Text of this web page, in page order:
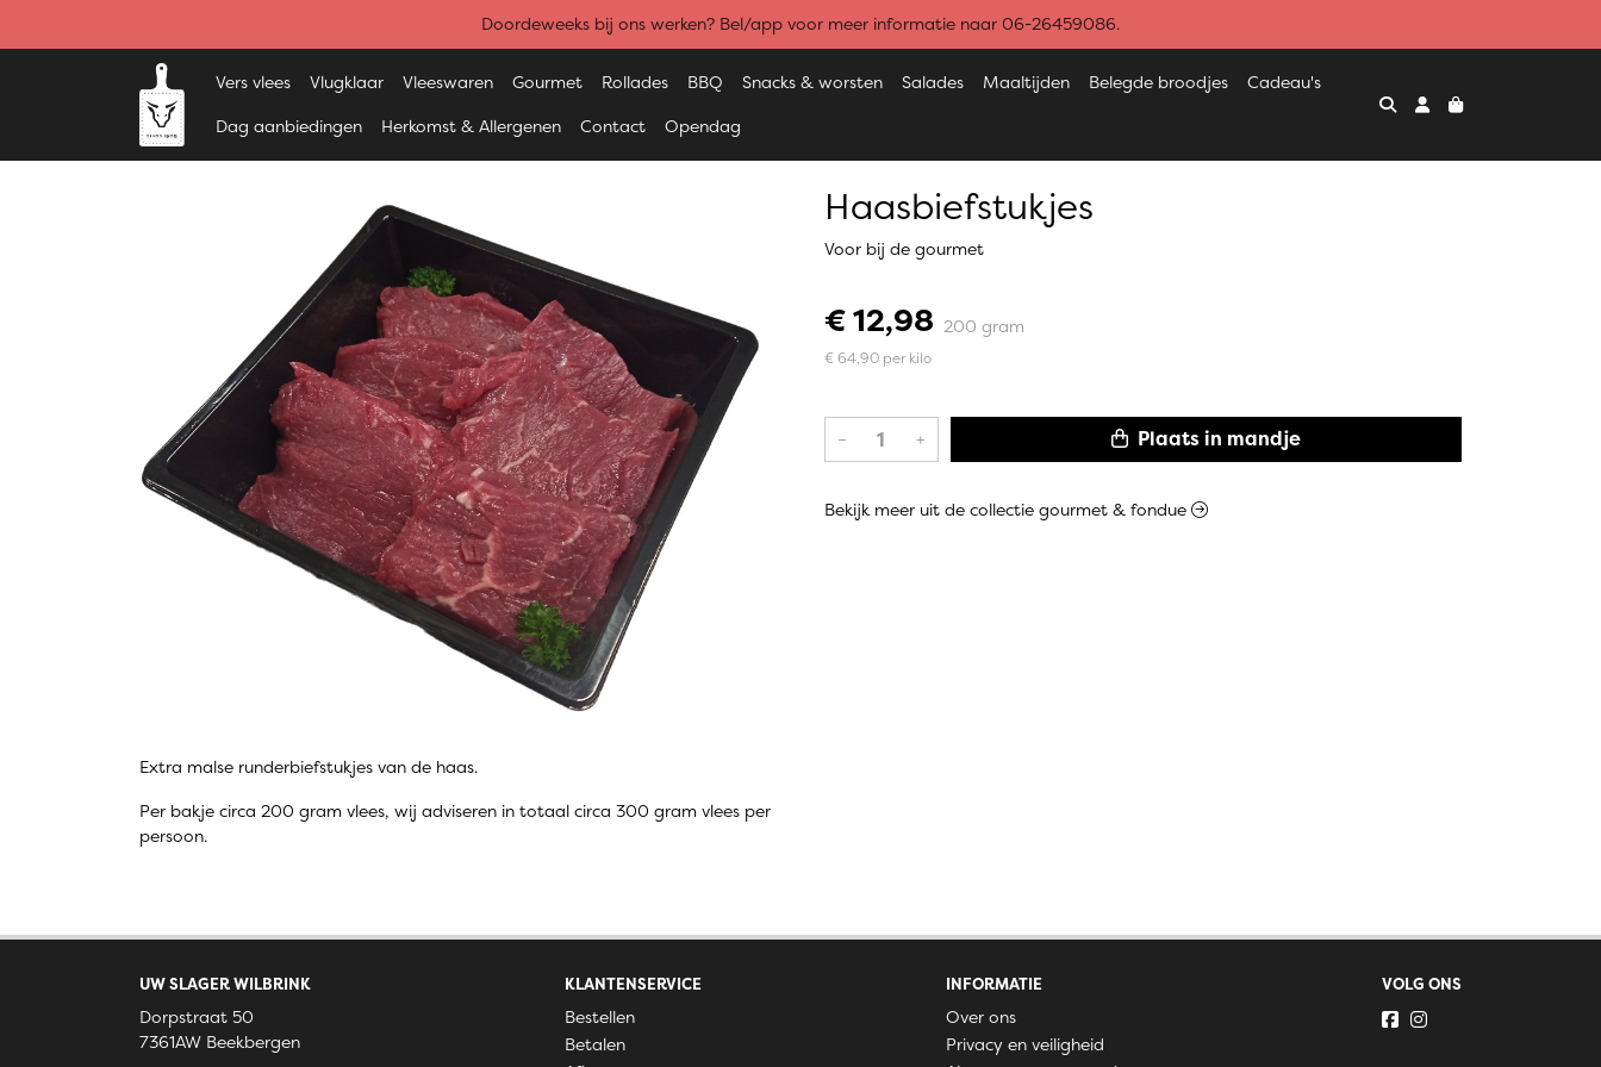
Doordeweeks bij ons werken? Bel/app voor meer informatie naar 06-26459086.
Vers vlees Vlugklaar Vleeswaren Gourmet Rollades BBQ Snacks & worsten Salades Maaltijden Belegde broodjes Cadeau's
Dag aanbiedingen Herkomst & Allergenen Contact Opendag
Extra malse runderbiefstukjes van de haas.
Per bakje circa 200 gram vlees, wij adviseren in totaal circa 300 gram vlees per
persoon.
Haasbiefstukjes
Voor bij de gourmet
€ 12,98 200 gram
€ 64,90 per kilo
– + Plaats in mandje
Bekijk meer uit de collectie gourmet & fondue
UW SLAGER WILBRINK
Dorpstraat 50
7361AW Beekbergen
KLANTENSERVICE
Bestellen
Betalen
INFORMATIE
Over ons
Privacy en veiligheid
VOLG ONS